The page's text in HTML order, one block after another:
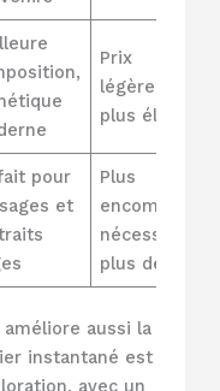
Prix
légèrement
plus élevé
pour
et
Plus
encombrant,
nécessite
plus de film
aussi la
instantané est
avec un